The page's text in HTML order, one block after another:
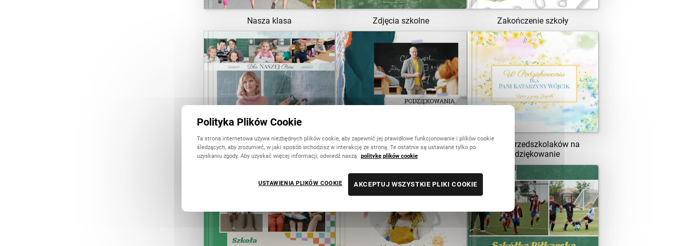
Nasza klasa Zdjęcia szkolne Zakończenie szkoły
Pamiątkowy album dla
Wychowawcy
ZOBACZ SZABLON
Klasowe podziękowania
ZOBACZ SZABLON
Laurki przedszkolaków na
podziękowanie
ZOBACZ SZABLON
ZOBACZ SZABLON ZOBACZ SZABLON ZOBACZ SZABLON
Polityka Plików Cookie
Ta strona internetowa używa niezbędnych plików cookie, aby zapewnić jej prawidłowe funkcjonowanie i plików cookie
śledzących, aby zrozumieć, w jaki sposób wchodzisz w interakcję ze stroną. Te ostatnie są ustawiane tylko po
uzyskaniu zgody. Aby uzyskać więcej informacji, odwiedź naszą politykę plików cookie
USTAWIENIA PLIKÓW COOKIE AKCEPTUJ WSZYSTKIE PLIKI COOKIE